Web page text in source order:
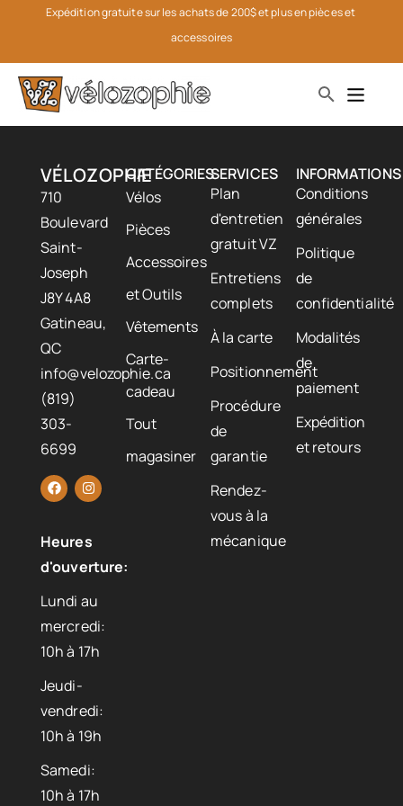
Expédition gratuite sur les achats de 200$ et plus en pièces et
accessoires
VÉLOZOPHIE
710
Boulevard
Saint-
Joseph
J8Y 4A8
Gatineau,
QC
info@velozophie.ca
(819)
303-
6699
Heures
d'ouverture:
Lundi au
mercredi:
10h à 17h
Jeudi-
vendredi:
10h à 19h
Samedi:
10h à 17h
CATÉGORIES
Vélos
Pièces
Accessoires
et Outils
Vêtements
Carte-
cadeau
Tout
magasiner
SERVICES
Plan
d'entretien
gratuit VZ
Entretiens
complets
À la carte
Positionnement
Procédure
de
garantie
Rendez-
vous à la
mécanique
INFORMATIONS
Conditions
générales
Politique
de
confidentialité
Modalités
de
paiement
Expédition
et retours